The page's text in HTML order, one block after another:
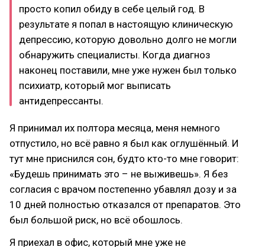
просто копил обиду в себе целый год. В
результате я попал в настоящую клиническую
депрессию, которую довольно долго не могли
обнаружить специалисты. Когда диагноз
наконец поставили, мне уже нужен был только
психиатр, который мог выписать
антидепрессанты.
Я принимал их полтора месяца, меня немного
отпустило, но всё равно я был как оглушённый. И
тут мне приснился сон, будто кто-то мне говорит:
«Будешь принимать это – не выживешь». Я без
согласия с врачом постепенно убавлял дозу и за
10 дней полностью отказался от препаратов. Это
был большой риск, но всё обошлось.
Я приехал в офис, который мне уже не